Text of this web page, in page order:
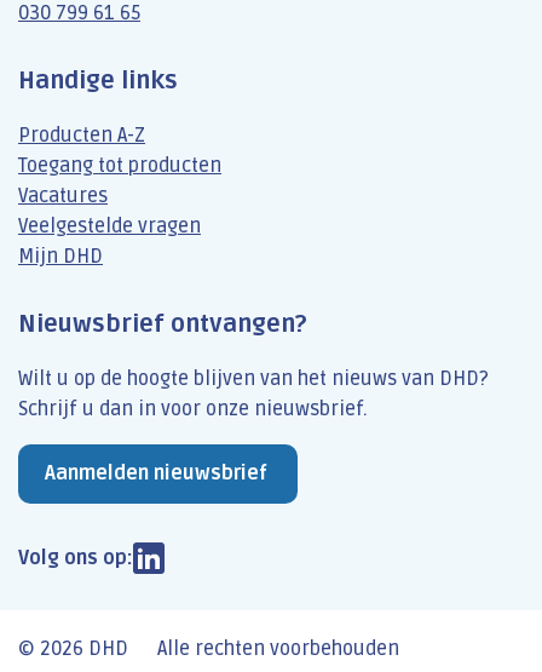
030 799 61 65
Handige links
Producten A-Z
Toegang tot producten
Vacatures
Veelgestelde vragen
Mijn DHD
Nieuwsbrief ontvangen?
Wilt u op de hoogte blijven van het nieuws van DHD?
Schrijf u dan​ in voor onze nieuwsbrief.
Aanmelden nieuwsbrief
Volg ons op:
© 2026 DHD Alle rechten voorbehouden